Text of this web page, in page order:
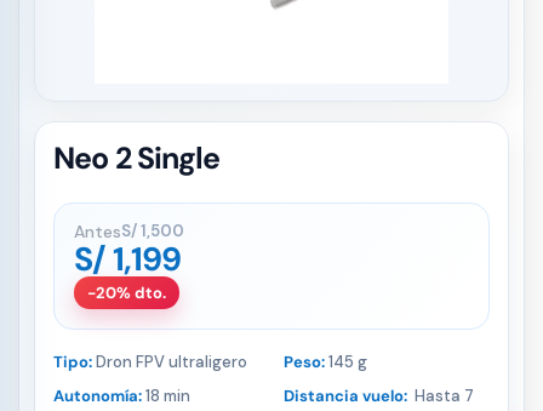
Neo 2 Single
AntesS/1,500
S/1,199
-20% dto.
Tipo:Dron FPV ultraligero Peso:145 g
Autonomía:18 min Distancia vuelo: Hasta 7